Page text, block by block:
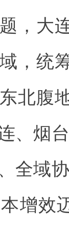
，大
，统
北腹
、烟
全域
增效